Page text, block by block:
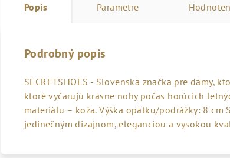
Popis Parametre
Podrobný popis
SECRETSHOES - Slovenská značka pre dámy,
ktoré vyčarujú krásne nohy počas horúcich
materiálu – koža. Výška opätku/podrážky: 8 cm
jedinečným dizajnom, eleganciou a vysokou